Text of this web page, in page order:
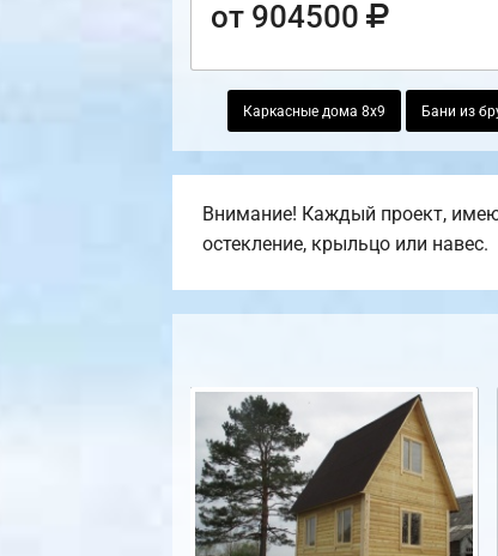
от 904500
Каркасные дома 8х9 Бани из
Внимание! Каждый проект,
остекление, крыльцо или навес.